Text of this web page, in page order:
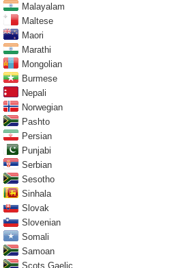
Malayalam
Maltese
Maori
Marathi
Mongolian
Burmese
Nepali
Norwegian
Pashto
Persian
Punjabi
Serbian
Sesotho
Sinhala
Slovak
Slovenian
Somali
Samoan
Scots Gaelic